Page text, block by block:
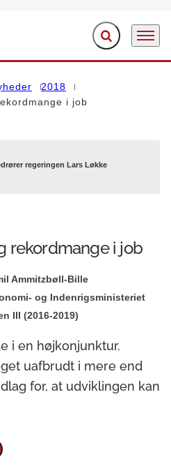
Fold søgefelt ud
Menu
2018
i job
regeringen Lars Løkke
rekordmange i job
Ammitzbøll-Bille
og Indenrigsministeriet
III (2016-2019)
i en højkonjunktur.
uafbrudt i mere end
for, at udviklingen kan